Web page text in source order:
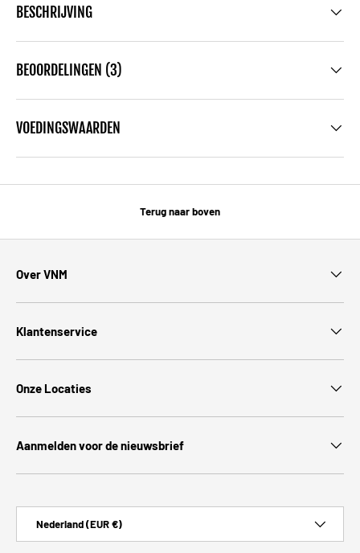
BESCHRIJVING
BEOORDELINGEN (3)
VOEDINGSWAARDEN
Terug naar boven
Over VNM
Klantenservice
Onze Locaties
Aanmelden voor de nieuwsbrief
Nederland (EUR €)